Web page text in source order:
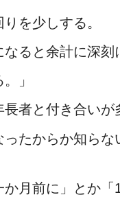
を少しする。
ると余計に深刻
」
者と付き合い
たからか知ら
か月前に」とか